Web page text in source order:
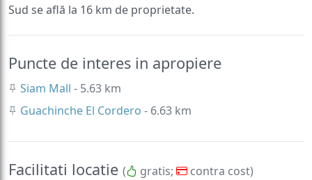
Sud se află la 16 km de proprietate.
Puncte de interes in apropiere
Siam Mall - 5.63 km
Guachinche El Cordero - 6.63 km
Facilitati locatie ( gratis; contra cost)